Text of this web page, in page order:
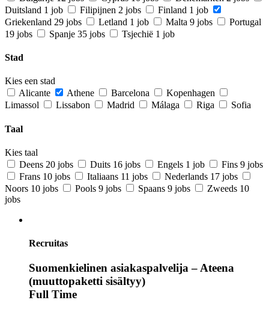
Duitsland 1 job Filipijnen 2 jobs Finland 1 job
Griekenland 29 jobs Letland 1 job Malta 9 jobs
Portugal
19 jobs
Spanje 35 jobs Tsjechië 1 job
Stad
Kies een stad
Alicante
Athene Barcelona
Kopenhagen
Limassol
Lissabon Madrid Málaga Riga Sofia
Taal
Kies taal
Deens 20 jobs Duits 16 jobs Engels 1 job Fins 9 jobs
Frans 10 jobs Italiaans 11 jobs Nederlands 17 jobs
Noors 10 jobs Pools 9 jobs Spaans 9 jobs Zweeds 10
jobs
Recruitas
Suomenkielinen asiakaspalvelija – Ateena
(muuttopaketti sisältyy)
Full Time